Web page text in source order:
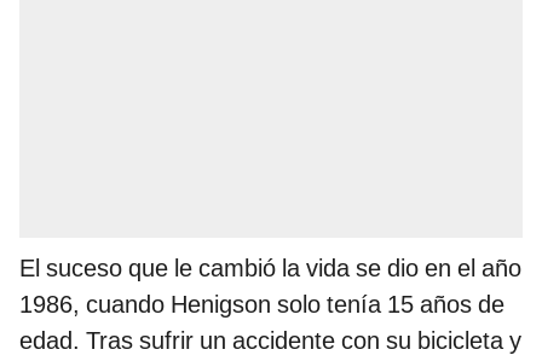
El suceso que le cambió la vida se dio en el año
1986, cuando Henigson solo tenía 15 años de
edad. Tras sufrir un accidente con su bicicleta y